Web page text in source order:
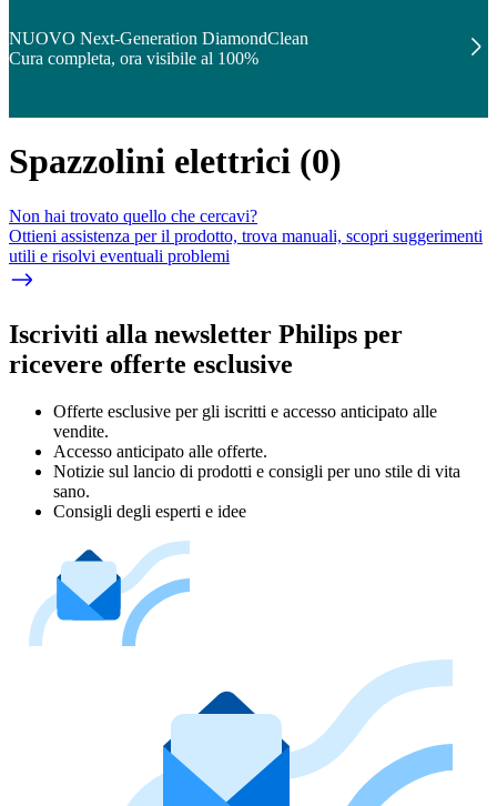
NUOVO Next-Generation DiamondClean
Cura completa, ora visibile al 100%
Spazzolini elettrici (0)
Non hai trovato quello che cercavi?
Ottieni assistenza per il prodotto, trova manuali, scopri suggerimenti
utili e risolvi eventuali problemi
Iscriviti alla newsletter Philips per
ricevere offerte esclusive
Offerte esclusive per gli iscritti e accesso anticipato alle
vendite.
Accesso anticipato alle offerte.
Notizie sul lancio di prodotti e consigli per uno stile di vita
sano.
Consigli degli esperti e idee